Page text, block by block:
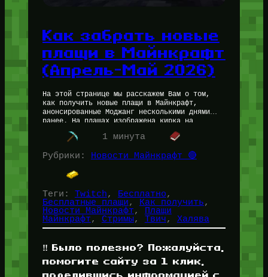
Как забрать новые
плащи в Майнкрафт
(Апрель-Май 2026)
На этой странице мы расскажем Вам о том,
как получить новые плащи в Майнкрафт,
анонсированные Моджанг несколькими днями
ранее. На плащах изображена кирка на
верстаке в нескольких положениях.
Инструкция как…1 минута
Рубрики: Новости Майнкрафт 🔴
Теги: Twitch, Бесплатно
Бесплатные плащи, Как получить
Новости Майнкрафт,
Плащи
Майнкрафт, Стримы, Твич, Халява
‼️ Было полезно? Пожалуйста,
помогите сайту за 1 клик,
поделившись информацией с